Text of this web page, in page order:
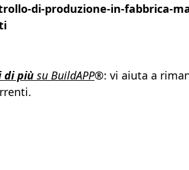
di-produzione-in-fabbrica-
di più su BuildAPP®: vi aiuta a